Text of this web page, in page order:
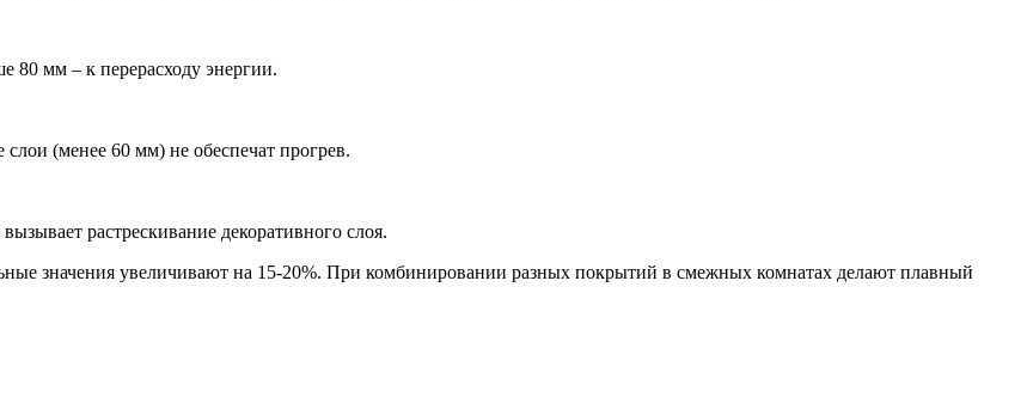
мм – к перерасходу энергии.
(менее 60 мм) не обеспечат прогрев.
растрескивание декоративного слоя.
значения увеличивают на 15-20%. При комбинировании разных покрытий в смежных комнатах делают плавный